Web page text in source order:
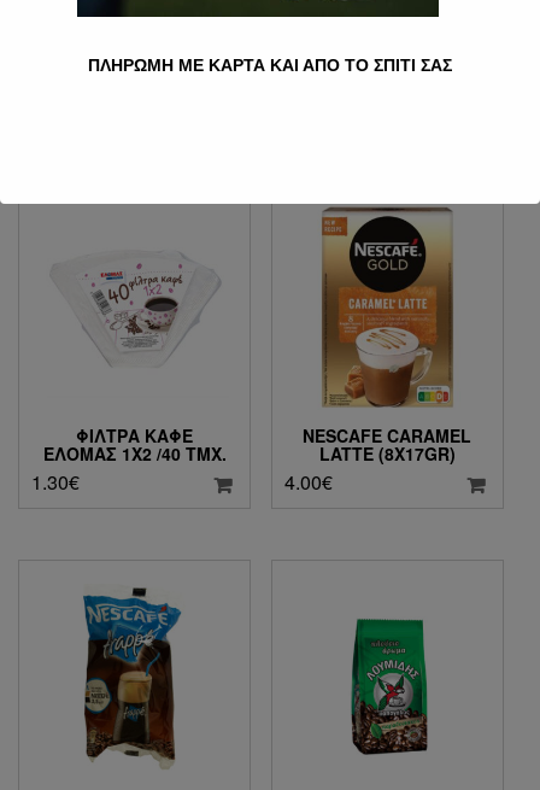
ΠοσότηταΠροσθήκη στο καλάθι
ΦΊΛΤΡΑ ΚΑΦΈ
ΕΛΟΜΆΣ 1Χ2 /40 ΤΜΧ.
1.30€
NESCAFE CARAMEL
LATTE (8X17GR)
4.00€
ΠΛΗΡΩΜΗ ΜΕ ΚΑΡΤΑ ΚΑΙ ΑΠΟ ΤΟ ΣΠΙΤΙ ΣΑΣ